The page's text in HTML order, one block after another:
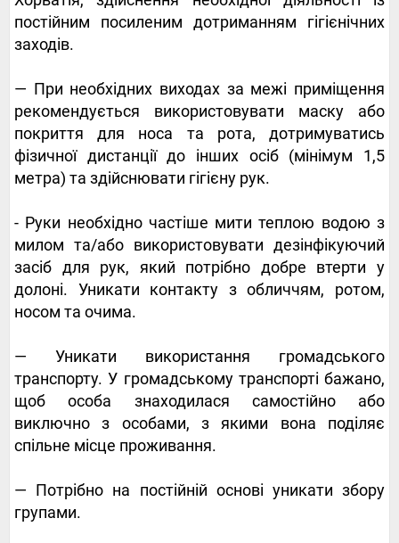
постійним посиленим дотриманням гігієнічних
заходів.
— При необхідних виходах за межі приміщення
рекомендується використовувати маску або
покриття для носа та рота, дотримуватись
фізичної дистанції до інших осіб (мінімум 1,5
метра) та здійснювати гігієну рук.
- Руки необхідно частіше мити теплою водою з
милом та/або використовувати дезінфікуючий
засіб для рук, який потрібно добре втерти у
долоні. Уникати контакту з обличчям, ротом,
носом та очима.
— Уникати використання громадського
транспорту. У громадському транспорті бажано,
щоб особа знаходилася самостійно або
виключно з особами, з якими вона поділяє
спільне місце проживання.
— Потрібно на постійній основі уникати збору
групами.